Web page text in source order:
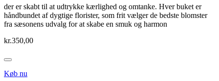
der er skabt til at udtrykke kærlighed og omtanke. Hver buket er
håndbundet af dygtige florister, som frit vælger de bedste blomster
fra sæsonens udvalg for at skabe en smuk og harmon
kr.350,00
Køb nu